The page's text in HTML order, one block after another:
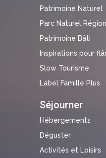
Patrimoine Naturel
Parc Naturel
Patrimoine Bâti
Inspirations pour
Slow Tourisme
Label Famille Plus
Séjourner
Hébergements
Déguster
Activités et Loisirs